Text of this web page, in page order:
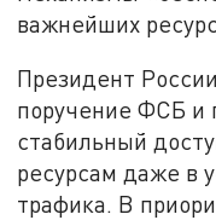
важнейших
Президент
поручение ФСБ и
стабильный
ресурсам даже в
трафика. В